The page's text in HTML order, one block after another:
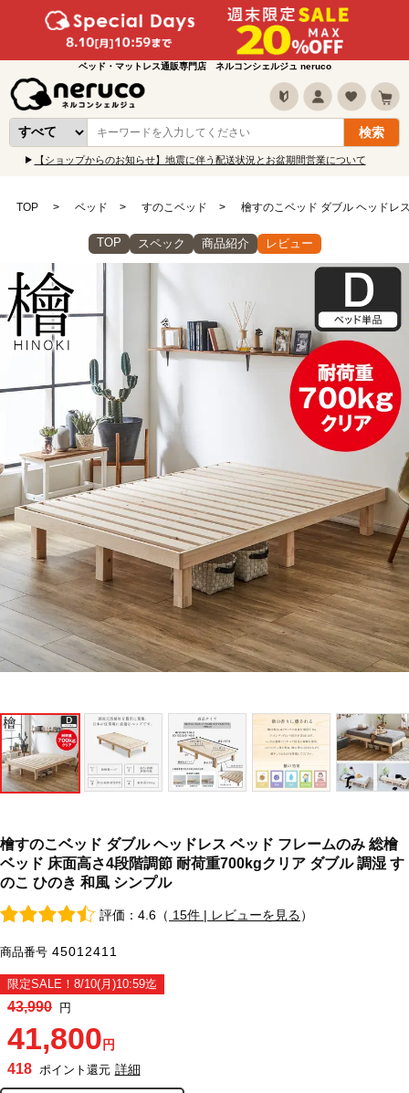
ベッド・マットレス通販専門店 ネルコンシェルジュ neruco
【ショップからのお知らせ】地震に伴う配送状況とお盆期間営業について
TOP ベッド すのこベッド 檜すのこベッド ダブル ヘッドレ
TOP スペック 商品紹介 レビュー
檜すのこベッド ダブル ヘッドレス ベッド フレームのみ 総檜
ベッド 床面高さ4段階調節 耐荷重700kgクリア ダブル 調湿 す
のこ ひのき 和風 シンプル
評価：4.6（ 15件 | レビューを見る）
商品番号 45012411
限定SALE！8/10(月)10:59迄
43,990 円
41,800円
418 ポイント還元 詳細